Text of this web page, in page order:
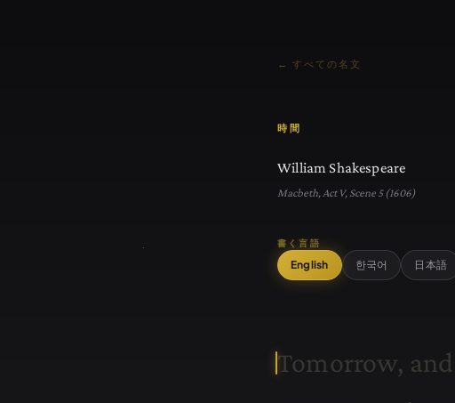
← すべての名文
時間
William Shakespeare
Macbeth, Act V, Scene 5 (1606)
書く言語
English 한국어 日本語
Tomorrow, and